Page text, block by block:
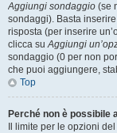
Aggiungi sondaggio (se
sondaggi). Basta
risposta (per inserire
clicca suAggiungi
sondaggio (0 per non
che puoi aggiungere,
Top
Perché non è possibile
Il limite per le opzioni